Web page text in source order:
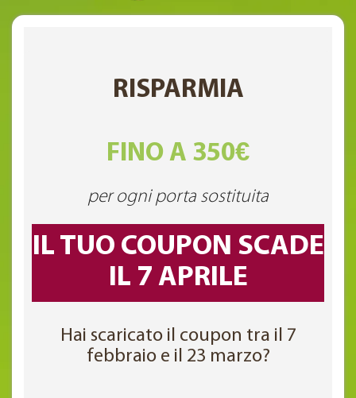
RISPARMIA
FINO A 350€
per ogni porta sostituita
IL TUO COUPON SCADE
IL 7 APRILE
Hai scaricato il coupon tra il 7
febbraio e il 23 marzo?